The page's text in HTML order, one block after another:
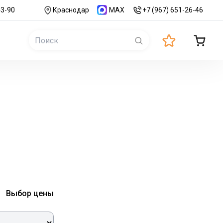
90 Краснодар MAX +7 (967) 651-26-46
Выбор цены